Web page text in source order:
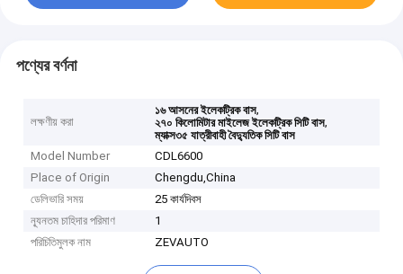
পণ্যের বর্ণনা
লক্ষণীয় করা
১৬ আসনের ইলেকট্রিক বাস,
২৭০ কিলোমিটার মাইলেজ ইলেকট্রিক সিটি বাস,
ম্যাক্স৩৫ যাত্রীবাহী বৈদ্যুতিক সিটি বাস
Model Number
CDL6600
Place of Origin
Chengdu,China
ডেলিভারি সময়
25 কার্যদিবস
ন্যূনতম চাহিদার পরিমাণ
1
পরিচিতিমুলক নাম
ZEVAUTO